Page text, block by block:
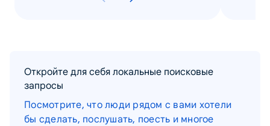
Откройте для себя локальные поисковые
запросы
Посмотрите, что люди рядом с вами хотели
бы сделать, послушать, поесть и многое